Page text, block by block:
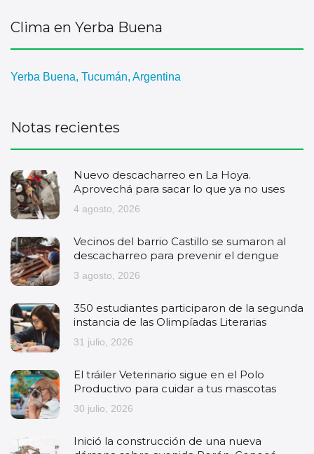
Clima en Yerba Buena
Yerba Buena, Tucumán, Argentina
Notas recientes
Nuevo descacharreo en La Hoya.
Aprovechá para sacar lo que ya no uses
4 agosto, 2026
Vecinos del barrio Castillo se sumaron al
descacharreo para prevenir el dengue
3 agosto, 2026
350 estudiantes participaron de la segunda
instancia de las Olimpíadas Literarias
31 julio, 2026
El tráiler Veterinario sigue en el Polo
Productivo para cuidar a tus mascotas
30 julio, 2026
Inició la construcción de una nueva